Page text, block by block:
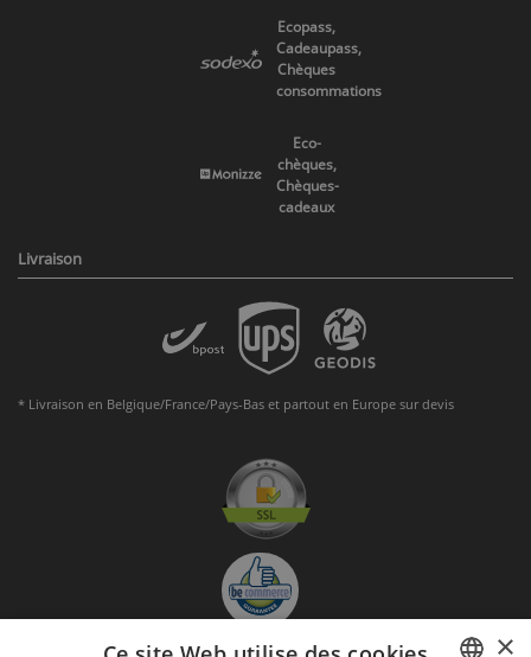
Ecopass,
Cadeaupass,
Chèques
consommations
Eco-
chèques,
Chèques-
cadeaux
Livraison
* Livraison en Belgique/France/Pays-Bas et partout en Europe sur devis
×